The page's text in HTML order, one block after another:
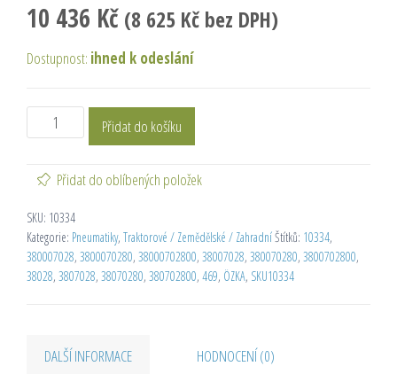
10 436 Kč (8 625 Kč bez DPH)
Dostupnost: ihned k odeslání
Přidat do košíku
Přidat do oblíbených položek
SKU: 10334
Kategorie: Pneumatiky, Traktorové / Zemědělské / ZahradníŠtítků: 10334,
380007028, 3800070280, 38000702800, 38007028, 380070280, 3800702800,
38028, 3807028, 38070280, 380702800, 469, ÖZKA, SKU10334
DALŠÍ INFORMACE HODNOCENÍ (0)